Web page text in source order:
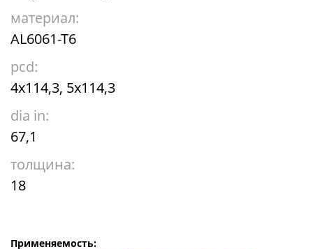
материал:
AL6061-T6
pcd:
4x114,3, 5x114,3
dia in:
67,1
толщина:
18
Применяемость: